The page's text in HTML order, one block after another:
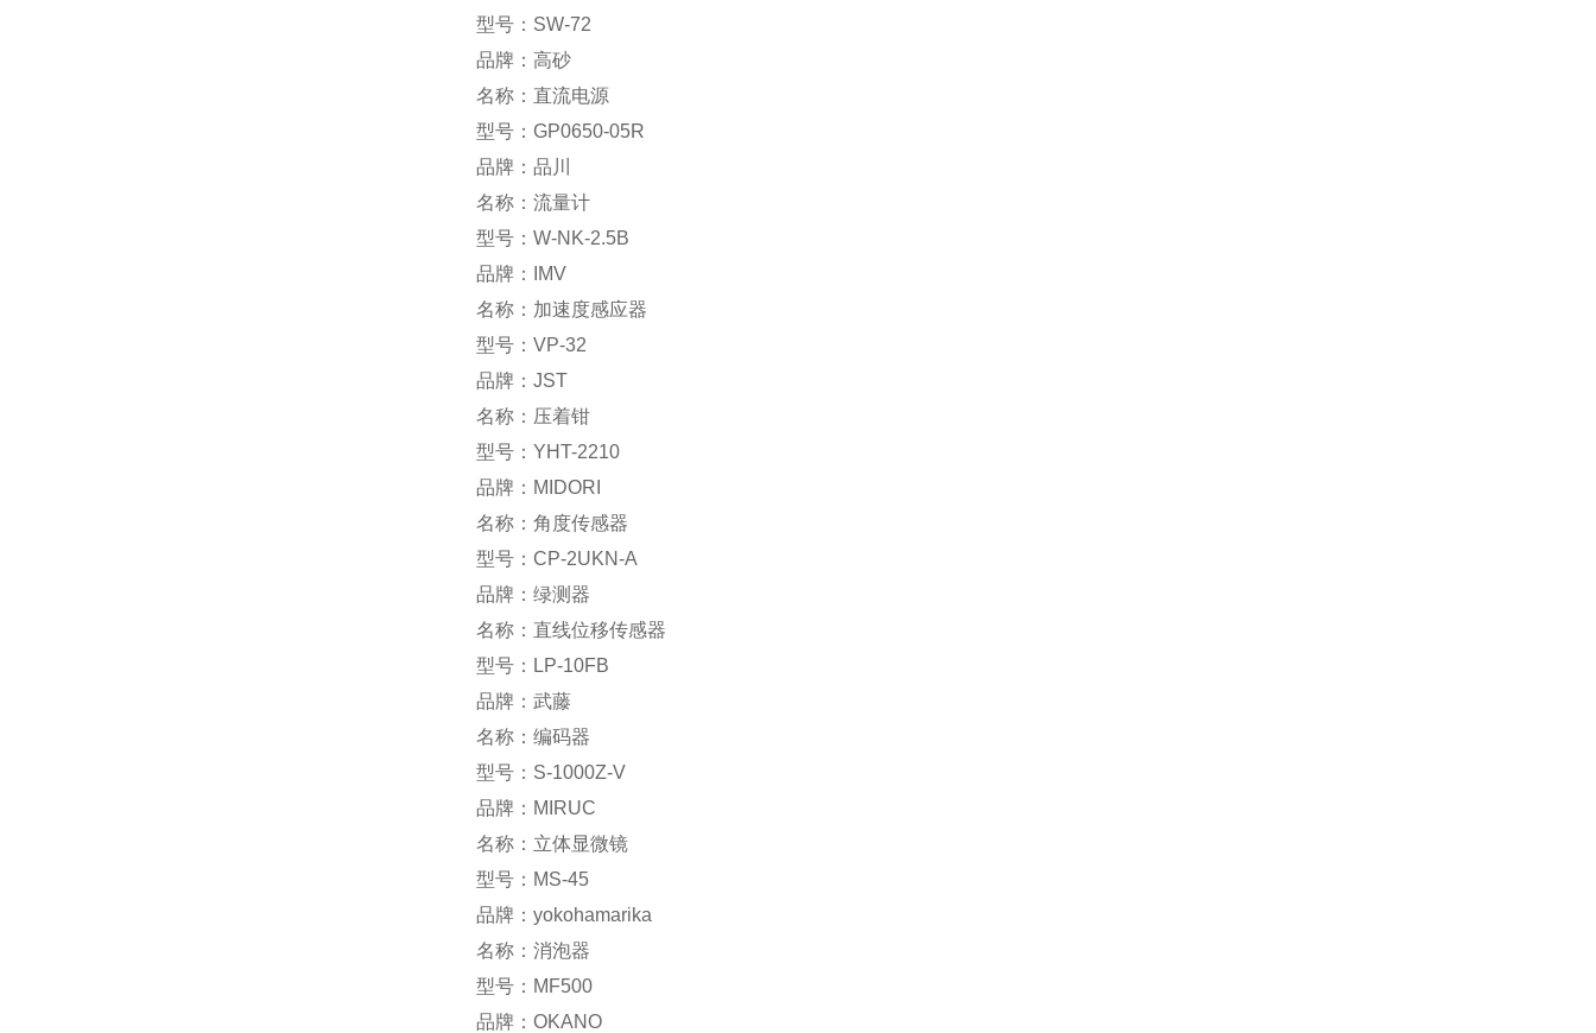
型号：SW-72
品牌：高砂
名称：直流电源
型号：GP0650-05R
品牌：品川
名称：流量计
型号：W-NK-2.5B
品牌：IMV
名称：加速度感应器
型号：VP-32
品牌：JST
名称：压着钳
型号：YHT-2210
品牌：MIDORI
名称：角度传感器
型号：CP-2UKN-A
品牌：绿测器
名称：直线位移传感器
型号：LP-10FB
品牌：武藤
名称：编码器
型号：S-1000Z-V
品牌：MIRUC
名称：立体显微镜
型号：MS-45
品牌：yokohamarika
名称：消泡器
型号：MF500
品牌：OKANO